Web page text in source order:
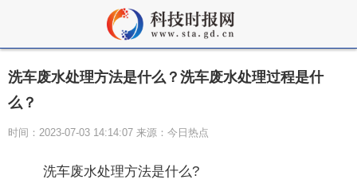
洗车废水处理方法是什么？洗车废水处理过程是什
么？
时间：2023-07-03 14:14:07 来源：今日热点
洗车废水处理方法是什么?